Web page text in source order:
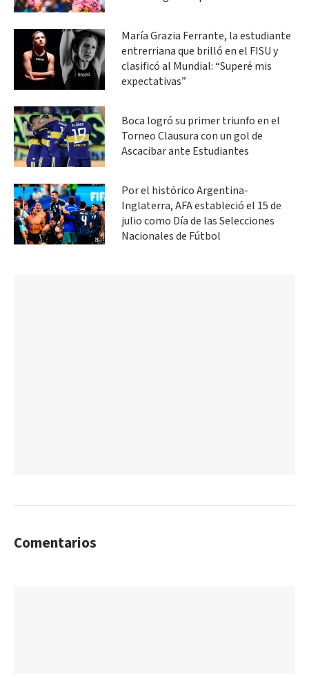
María Grazia Ferrante, la estudiante
entrerriana que brilló en el FISU y
clasificó al Mundial: “Superé mis
expectativas”
Boca logró su primer triunfo en el
Torneo Clausura con un gol de
Ascacibar ante Estudiantes
Por el histórico Argentina-
Inglaterra, AFA estableció el 15 de
julio como Día de las Selecciones
Nacionales de Fútbol
Comentarios